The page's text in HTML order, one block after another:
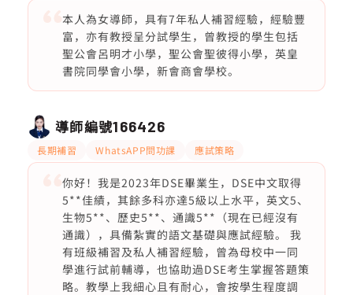
本人為女導師，具有7年私人補習經驗，經驗豐
富，亦有教授呈分試學生，曾教授的學生包括
聖公會呂明才小學，聖公會聖彼得小學，英皇
書院同學會小學，新會商會學校。
導師編號166426
長期補習 WhatsAPP問功課 應試策略
你好！我是2023年DSE畢業生，DSE中文取得
5**佳績，其餘多科亦達5級以上水平，英文5、
生物5**、歷史5**、通識5**（現在已經沒有
通識），具備紮實的語文基礎與應試經驗。 我
有班級補習及私人補習經驗，曾為母校中一同
學進行試前輔導，也協助過DSE考生掌握答題策
略。教學上我細心且有耐心，會按學生程度調